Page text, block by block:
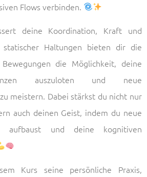
Flows verbinden.
deine Koordination, Kraft und
statischer Haltungen bieten dir die
die Möglichkeit, deine
auszuloten und neue
meistern. Dabei stärkst du nicht nur
auch deinen Geist, indem du neue
aufbaust und deine kognitiven
Kurs seine persönliche Praxis,